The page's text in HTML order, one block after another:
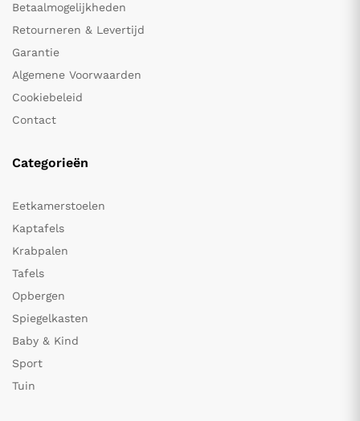
Betaalmogelijkheden
Retourneren & Levertijd
Garantie
Algemene Voorwaarden
Cookiebeleid
Contact
Categorieën
Eetkamerstoelen
Kaptafels
Krabpalen
Tafels
Opbergen
Spiegelkasten
Baby & Kind
Sport
Tuin